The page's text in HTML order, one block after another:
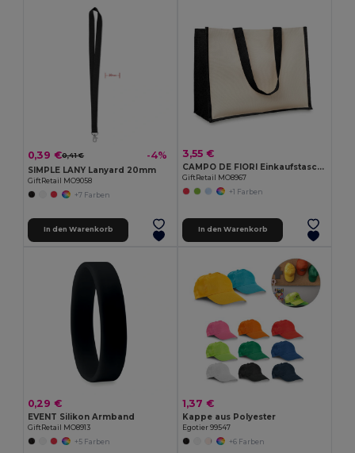
0,39 €0,41 € -4%
SIMPLE LANY Lanyard 20mm
GiftRetail MO9058
+7 Farben
In den Warenkorb
3,55 €
CAMPO DE FIORI Einkaufstasche aus Jutestoff
GiftRetail MO8967
+1 Farben
In den Warenkorb
0,29 €
EVENT Silikon Armband
GiftRetail MO8913
+5 Farben
1,37 €
Kappe aus Polyester
Egotier 99547
+6 Farben